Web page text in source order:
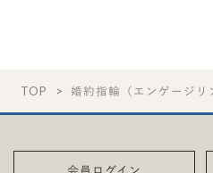
TOP 婚約指輪（エンゲージリ